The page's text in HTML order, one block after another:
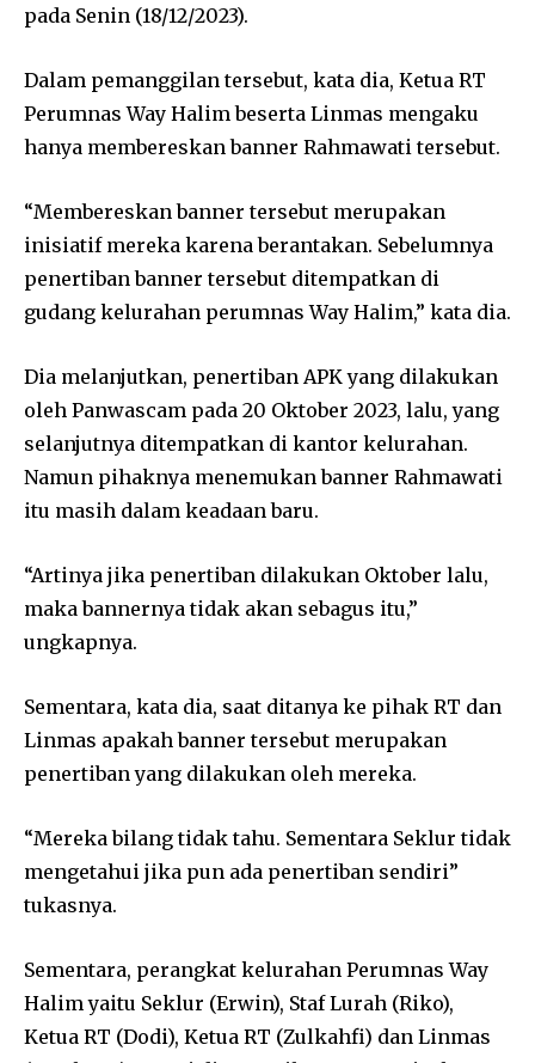
pada Senin (18/12/2023).
Dalam pemanggilan tersebut, kata dia, Ketua RT
Perumnas Way Halim beserta Linmas mengaku
hanya membereskan banner Rahmawati tersebut.
“Membereskan banner tersebut merupakan
inisiatif mereka karena berantakan. Sebelumnya
penertiban banner tersebut ditempatkan di
gudang kelurahan perumnas Way Halim,” kata dia.
Dia melanjutkan, penertiban APK yang dilakukan
oleh Panwascam pada 20 Oktober 2023, lalu, yang
selanjutnya ditempatkan di kantor kelurahan.
Namun pihaknya menemukan banner Rahmawati
itu masih dalam keadaan baru.
“Artinya jika penertiban dilakukan Oktober lalu,
maka bannernya tidak akan sebagus itu,”
ungkapnya.
Sementara, kata dia, saat ditanya ke pihak RT dan
Linmas apakah banner tersebut merupakan
penertiban yang dilakukan oleh mereka.
“Mereka bilang tidak tahu. Sementara Seklur tidak
mengetahui jika pun ada penertiban sendiri”
tukasnya.
Sementara, perangkat kelurahan Perumnas Way
Halim yaitu Seklur (Erwin), Staf Lurah (Riko),
Ketua RT (Dodi), Ketua RT (Zulkahfi) dan Linmas